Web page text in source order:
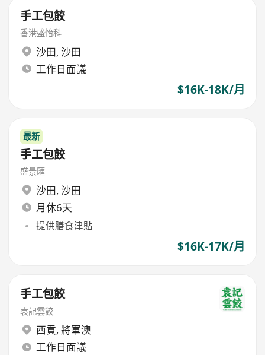
手工包餃
香港盛怡科
沙田, 沙田
工作日面議
$16K-18K/月
最新
手工包餃
盛景匯
沙田, 沙田
月休6天
提供膳食津貼
$16K-17K/月
手工包餃
袁記雲餃
西貢, 將軍澳
工作日面議